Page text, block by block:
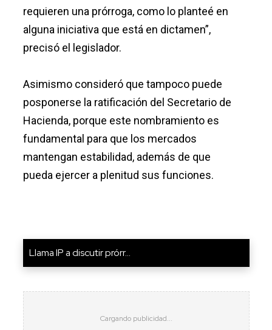
requieren una prórroga, como lo planteé en
alguna iniciativa que está en dictamen”,
precisó el legislador.
Asimismo consideró que tampoco puede
posponerse la ratificación del Secretario de
Hacienda, porque este nombramiento es
fundamental para que los mercados
mantengan estabilidad, además de que
pueda ejercer a plenitud sus funciones.
Llama IP a discutir prórr...